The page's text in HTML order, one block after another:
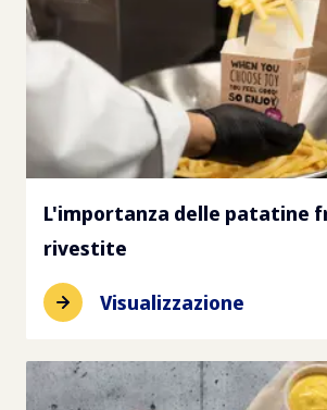
L'importanza delle patatine
rivestite
Visualizzazione